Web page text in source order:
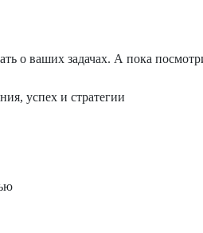
о ваших задачах. А пока
успех и стратегии